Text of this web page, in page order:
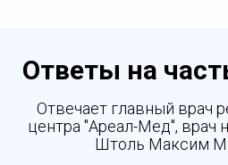
Ответы на
Отвечает главный врач
центра "Ареал-Мед", врач
Штоль Максим